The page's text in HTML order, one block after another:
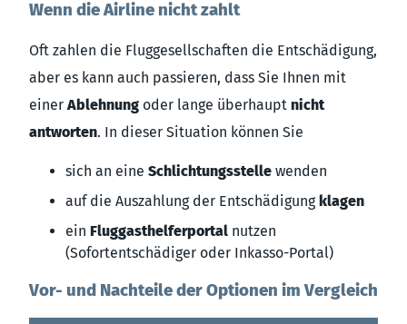
Wenn die Airline nicht zahlt
Oft zahlen die Fluggesellschaften die Entschädigung,
aber es kann auch passieren, dass Sie Ihnen mit
einer Ablehnung oder lange überhaupt nicht
antworten. In dieser Situation können Sie
sich an eine Schlichtungsstelle wenden
auf die Auszahlung der Entschädigung klagen
ein Fluggasthelferportal nutzen
(Sofortentschädiger oder Inkasso-Portal)
Vor- und Nachteile der Optionen im Vergleich